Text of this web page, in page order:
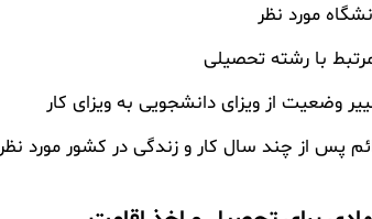
مورد نظر
با رشته تحصیلی
وضعیت از ویزای دانشجویی به ویزای کار
پس از چند سال کار و زندگی در کشور مورد نظر